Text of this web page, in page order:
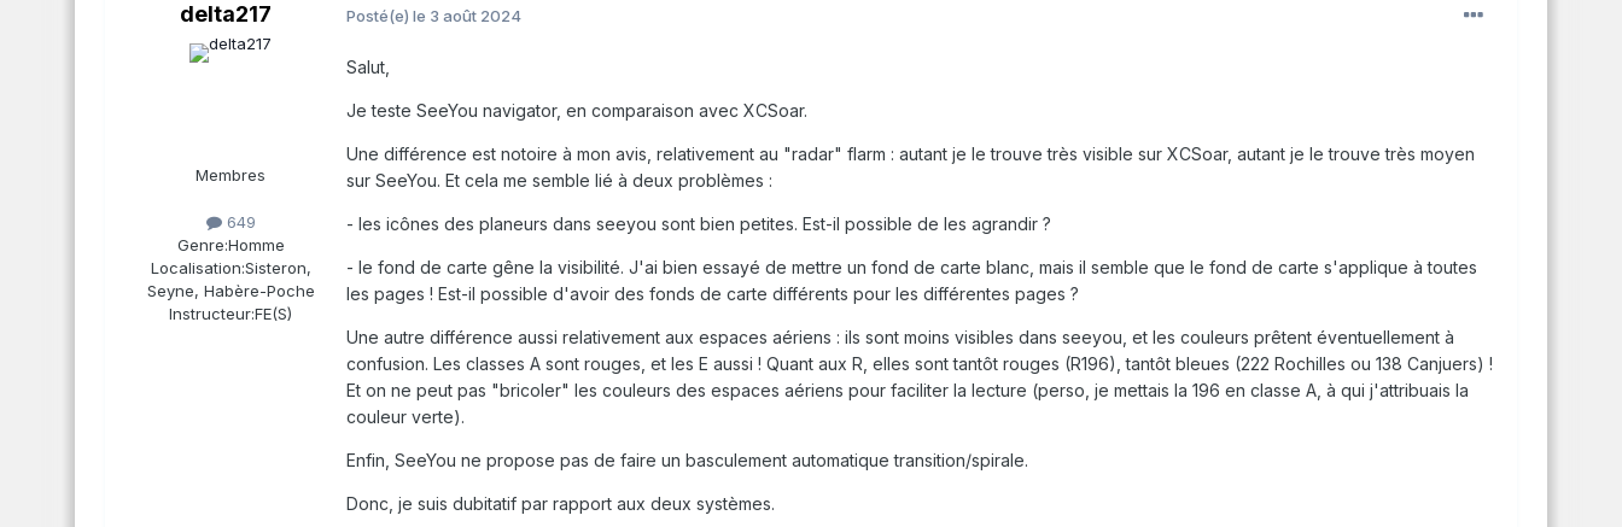
delta217
Membres
649
Genre:Homme
Localisation:Sisteron,
Seyne, Habère-Poche
Instructeur:FE(S)
Posté(e) le 3 août 2024
Salut,
Je teste SeeYou navigator, en comparaison avec XCSoar.
Une différence est notoire à mon avis, relativement au "radar" flarm : autant je le trouve très visible sur XCSoar, autant je le trouve très moyen
sur SeeYou. Et cela me semble lié à deux problèmes :
- les icônes des planeurs dans seeyou sont bien petites. Est-il possible de les agrandir ?
- le fond de carte gêne la visibilité. J'ai bien essayé de mettre un fond de carte blanc, mais il semble que le fond de carte s'applique à toutes
les pages ! Est-il possible d'avoir des fonds de carte différents pour les différentes pages ?
Une autre différence aussi relativement aux espaces aériens : ils sont moins visibles dans seeyou, et les couleurs prêtent éventuellement à
confusion. Les classes A sont rouges, et les E aussi ! Quant aux R, elles sont tantôt rouges (R196), tantôt bleues (222 Rochilles ou 138 Canjuers) !
Et on ne peut pas "bricoler" les couleurs des espaces aériens pour faciliter la lecture (perso, je mettais la 196 en classe A, à qui j'attribuais la
couleur verte).
Enfin, SeeYou ne propose pas de faire un basculement automatique transition/spirale.
Donc, je suis dubitatif par rapport aux deux systèmes.